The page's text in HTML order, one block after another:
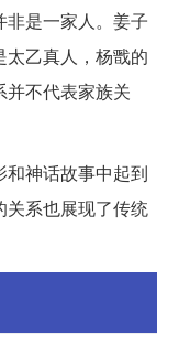
是一家人。姜子
太乙真人，杨戬的
并不代表家族关
神话故事中起到
关系也展现了传统